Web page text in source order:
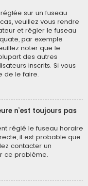
sur un fuseau
veuillez vous rendre
et régler le fuseau
par exemple
noter que le
des autres
inscrits. Si vous
de le faire.
n’est toujours pas
réglé le fuseau horaire
il est probable que
contacter un
ce problème.